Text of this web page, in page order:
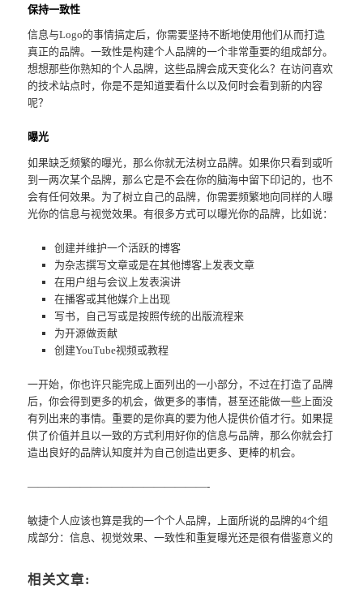
保持一致性
信息与Logo的事情搞定后，你需要坚持不断地使用他们从而打造
真正的品牌。一致性是构建个人品牌的一个非常重要的组成部分。
想想那些你熟知的个人品牌，这些品牌会成天变化么？在访问喜欢
的技术站点时，你是不是知道要看什么以及何时会看到新的内容
呢？
曝光
如果缺乏频繁的曝光，那么你就无法树立品牌。如果你只看到或听
到一两次某个品牌，那么它是不会在你的脑海中留下印记的，也不
会有任何效果。为了树立自己的品牌，你需要频繁地向同样的人曝
光你的信息与视觉效果。有很多方式可以曝光你的品牌，比如说：
创建并维护一个活跃的博客
为杂志撰写文章或是在其他博客上发表文章
在用户组与会议上发表演讲
在播客或其他媒介上出现
写书，自己写或是按照传统的出版流程来
为开源做贡献
创建YouTube视频或教程
一开始，你也许只能完成上面列出的一小部分，不过在打造了品牌
后，你会得到更多的机会，做更多的事情，甚至还能做一些上面没
有列出来的事情。重要的是你真的要为他人提供价值才行。如果提
供了价值并且以一致的方式利用好你的信息与品牌，那么你就会打
造出良好的品牌认知度并为自己创造出更多、更棒的机会。
—————————————————-
敏捷个人应该也算是我的一个个人品牌，上面所说的品牌的4个组
成部分：信息、视觉效果、一致性和重复曝光还是很有借鉴意义的
相关文章: